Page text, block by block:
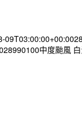
中度颱風